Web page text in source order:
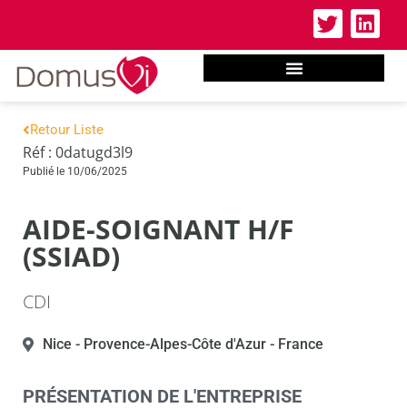
Retour Liste
Réf : 0datugd3l9
Publié le 10/06/2025
AIDE-SOIGNANT H/F
(SSIAD)
CDI
Nice - Provence-Alpes-Côte d'Azur - France
PRÉSENTATION DE L'ENTREPRISE